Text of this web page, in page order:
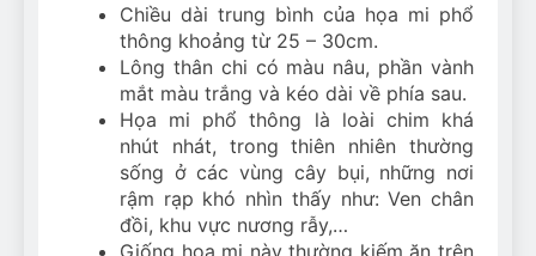
Chiều dài trung bình của họa mi phổ
thông khoảng từ 25 – 30cm.
Lông thân chi có màu nâu, phần vành
mắt màu trắng và kéo dài về phía sau.
Họa mi phổ thông là loài chim khá
nhút nhát, trong thiên nhiên thường
sống ở các vùng cây bụi, những nơi
rậm rạp khó nhìn thấy như: Ven chân
đồi, khu vực nương rẫy,…
Giống họa mi này thường kiếm ăn trên